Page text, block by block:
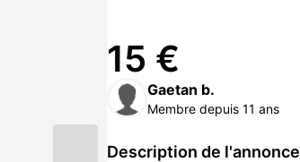
15 €
Gaetan b.
Membre depuis 11 ans
Description de l'annonce